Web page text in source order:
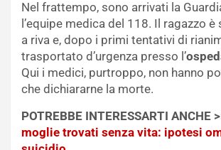
Nel frattempo, sono arrivati la
l’equipe medica del 118. Il ragazzo
a riva e, dopo i primi tentativi di
trasportato d’urgenza presso l’
Qui i medici, purtroppo, non hanno
che dichiararne la morte.
POTREBBE INTERESSARTI ANCHE
moglie trovati senza vita: ipotesi